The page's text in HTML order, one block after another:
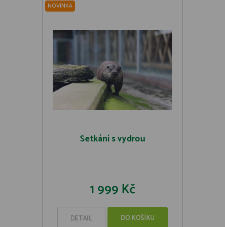
NOVINKA
Setkání s vydrou
1 999 Kč
DETAIL DO KOŠÍKU